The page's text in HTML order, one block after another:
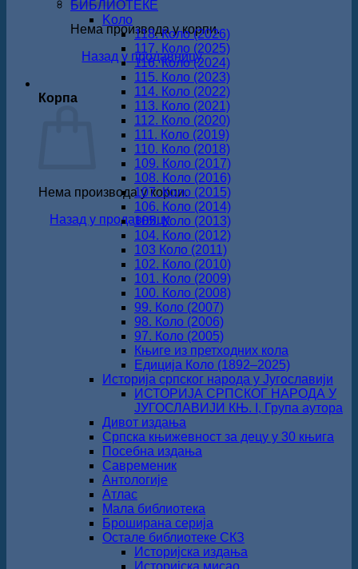
Нема производа у корпи.
Назад у продавницу
Корпа
Нема производа у корпи.
Назад у продавницу
БИБЛИОТЕКЕ
Koло
118. Коло (2026)
117. Коло (2025)
116. Коло (2024)
115. Коло (2023)
114. Коло (2022)
113. Коло (2021)
112. Коло (2020)
111. Коло (2019)
110. Коло (2018)
109. Коло (2017)
108. Коло (2016)
107. Коло (2015)
106. Коло (2014)
105. Коло (2013)
104. Коло (2012)
103 Коло (2011)
102. Коло (2010)
101. Коло (2009)
100. Коло (2008)
99. Коло (2007)
98. Коло (2006)
97. Коло (2005)
Књиге из претходних кола
Едиција Коло (1892‒2025)
Историја српског народа у Југославији
ИСТОРИЈА СРПСКОГ НАРОДА У
ЈУГОСЛАВИЈИ КЊ. I, Група аутора
Дивот издања
Српска књижевност за децу у 30 књига
Посебна издања
Савременик
Антологије
Атлас
Мала библиотека
Броширана серија
Остале библиотеке СКЗ
Историјска издања
Историјска мисао